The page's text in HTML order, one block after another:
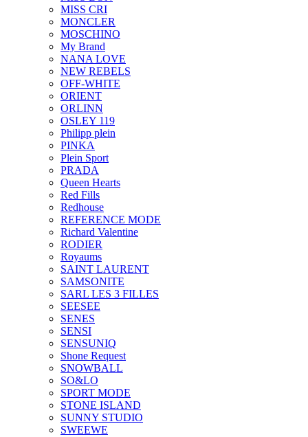
MISS CRI
MONCLER
MOSCHINO
My Brand
NANA LOVE
NEW REBELS
OFF-WHITE
ORIENT
ORLINN
OSLEY 119
Philipp plein
PINKA
Plein Sport
PRADA
Queen Hearts
Red Fills
Redhouse
REFERENCE MODE
Richard Valentine
RODIER
Royaums
SAINT LAURENT
SAMSONITE
SARL LES 3 FILLES
SEESEE
SENES
SENSI
SENSUNIQ
Shone Request
SNOWBALL
SO&LO
SPORT MODE
STONE ISLAND
SUNNY STUDIO
SWEEWE